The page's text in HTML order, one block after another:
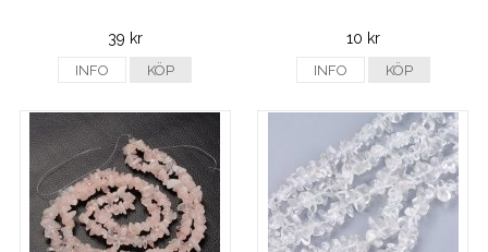
39 kr
INFO KÖP
10 kr
INFO KÖP